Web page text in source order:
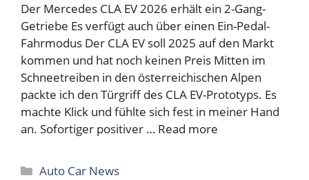
Der Mercedes CLA EV 2026 erhält ein 2-Gang-
Getriebe Es verfügt auch über einen Ein-Pedal-
Fahrmodus Der CLA EV soll 2025 auf den Markt
kommen und hat noch keinen Preis Mitten im
Schneetreiben in den österreichischen Alpen
packte ich den Türgriff des CLA EV-Prototyps. Es
machte Klick und fühlte sich fest in meiner Hand
an. Sofortiger positiver … Read more
Categories
Auto Car News